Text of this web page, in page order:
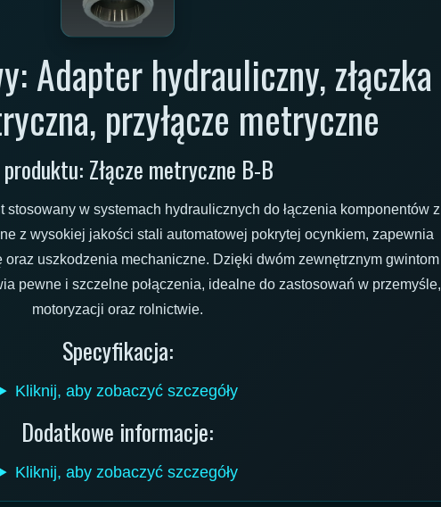
Adapter hydrauliczny, złączka
przyłącze metryczne
Złącze metryczne B-B
stosowany w systemach hydraulicznych do łączenia komponentów z
z wysokiej jakości stali automatowej pokrytej ocynkiem, zapewnia
oraz uszkodzenia mechaniczne. Dzięki dwóm zewnętrznym gwintom
pewne i szczelne połączenia, idealne do zastosowań w przemyśle,
motoryzacji oraz rolnictwie.
Specyfikacja:
Kliknij, aby zobaczyć szczegóły
Dodatkowe informacje:
Kliknij, aby zobaczyć szczegóły